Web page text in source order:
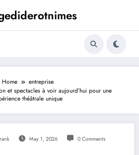
Home
entreprise
et spectacles à voir aujourd’hui pour une
théâtrale unique
May 1, 2026 0 Comments